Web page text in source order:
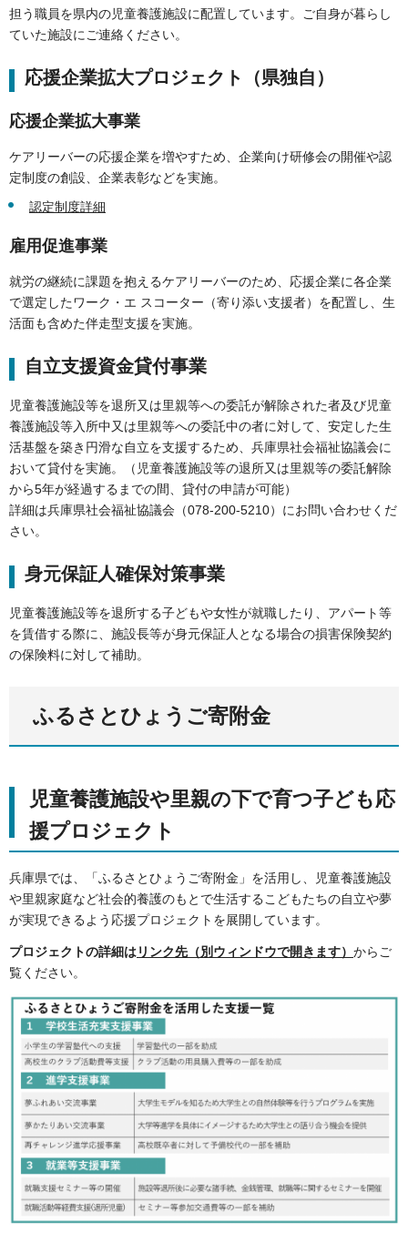
担う職員を県内の児童養護施設に配置しています。ご自身が暮らし
ていた施設にご連絡ください。
応援企業拡大プロジェクト（県独自）
応援企業拡大事業
ケアリーバーの応援企業を増やすため、企業向け研修会の開催や認
定制度の創設、企業表彰などを実施。
認定制度詳細
雇用促進事業
就労の継続に課題を抱えるケアリーバーのため、応援企業に各企業
で選定したワーク・エ スコーター（寄り添い支援者）を配置し、生
活面も含めた伴走型支援を実施。
自立支援資金貸付事業
児童養護施設等を退所又は里親等への委託が解除された者及び児童
養護施設等入所中又は里親等への委託中の者に対して、安定した生
活基盤を築き円滑な自立を支援するため、兵庫県社会福祉協議会に
おいて貸付を実施。（児童養護施設等の退所又は里親等の委託解除
から5年が経過するまでの間、貸付の申請が可能）
詳細は兵庫県社会福祉協議会（078-200-5210）にお問い合わせくだ
さい。
身元保証人確保対策事業
児童養護施設等を退所する子どもや女性が就職したり、アパート等
を賃借する際に、施設長等が身元保証人となる場合の損害保険契約
の保険料に対して補助。
ふるさとひょうご寄附金
児童養護施設や里親の下で育つ子ども応
援プロジェクト
兵庫県では、「ふるさとひょうご寄附金」を活用し、児童養護施設
や里親家庭など社会的養護のもとで生活するこどもたちの自立や夢
が実現できるよう応援プロジェクトを展開しています。
プロジェクトの詳細はリンク先（別ウィンドウで開きます） からご
覧ください。